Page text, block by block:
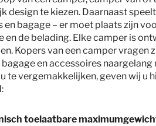
design te kiezen. Daarnaast
en bagage – er moet plaats zijn
en de belading. Elke camper is
Kopers van een camper
bagage en accessoires
te vergemakkelijken, geven wij u
toelaatbare